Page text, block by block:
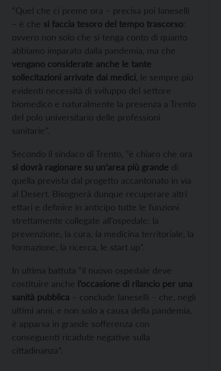
“Quel che ci preme ora – precisa poi Ianeselli
– è che si faccia tesoro del tempo trascorso:
ovvero non solo che si tenga conto di quanto
abbiamo imparato dalla pandemia, ma che
vengano considerate anche le tante
sollecitazioni arrivate dai medici , le sempre più
evidenti necessità di sviluppo del settore
biomedico e naturalmente la presenza a Trento
del polo universitario delle professioni
sanitarie”.
Secondo il sindaco di Trento, “è chiaro che ora
si dovrà ragionare su un’area più grande di
quella prevista dal progetto accantonato in via
al Desert. Bisognerà dunque recuperare altri
ettari e definire in anticipo tutte le funzioni
strettamente collegate all’ospedale: la
prevenzione, la cura, la medicina territoriale, la
formazione, la ricerca, le start up”.
In ultima battuta “il nuovo ospedale deve
costituire anche l’occasione di rilancio per una
sanità pubblica – conclude Ianeselli – che, negli
ultimi anni, e non solo a causa della pandemia,
è apparsa in grande sofferenza con
conseguenti ricadute negative sulla
cittadinanza”.